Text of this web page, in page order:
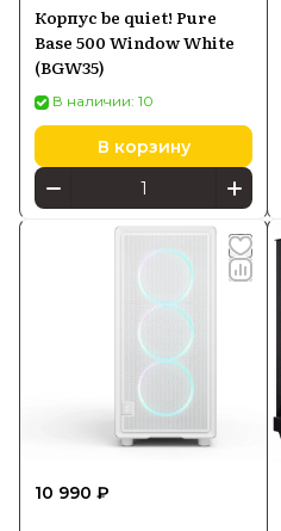
Корпус be quiet! Pure
Base 500 Window White
(BGW35)
В наличии: 10
В корзину
10 990 ₽